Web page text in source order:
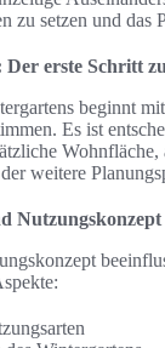
zu setzen und das
erste Schritt
beginnt
Es ist
weitere
Nutzungskonzept